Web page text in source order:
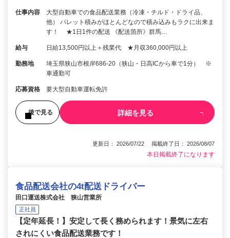
仕事内容
大型自動車での食品配送業務（冷凍・チルド・ドライ品、
他） パレット積みがほとんどなので積み込みもラクに出来ま
す！ ★1日1件の配送 《配送箇所》群馬…
給与 日給13,500円以上＋残業代 ★月収360,000円以上
勤務地
埼玉県狭山市根岸686-20（狭山・日高ICから車で1分） ※
車通勤可
応募資格 要大型自動車運転免許
後で見る 詳細を見る
更新日： 2026/07/22 掲載終了日： 2026/08/07
本日掲載終了になります
食品配送会社の4t配送ドライバー
田口運送株式会社 狭山営業所
正社員
【定年延長！】安定して長く務められます！景気に左右
されにくい食品配送業務です！